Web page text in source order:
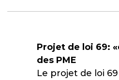
Projet de loi 69:
des PME
Le projet de loi